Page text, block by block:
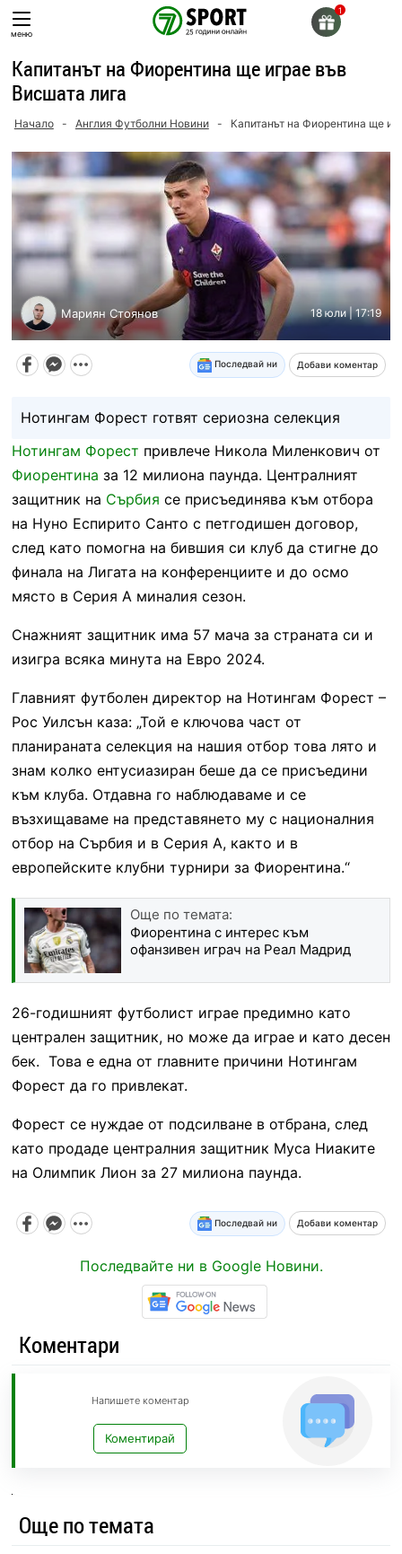
Skip
toменю
Капитанът на Фиорентина ще играе във
Висшата лига
Начало - Англия Футболни Новини - Капитанът на Фиорентина ще
Мариян Стоянов 18 юли | 17:19
Последвай ни Добави коментар
Нотингам Форест готвят сериозна селекция
Нотингам Форест привлече Никола Миленкович от
Фиорентина за 12 милиона паунда. Централният
защитник на Сърбия се присъединява към отбора
на Нуно Еспирито Санто с петгодишен договор,
след като помогна на бившия си клуб да стигне до
финала на Лигата на конференциите и до осмо
място в Серия А миналия сезон.
Снажният защитник има 57 мача за страната си и
изигра всяка минута на Евро 2024.
Главният футболен директор на Нотингам Форест –
Рос Уилсън каза: „Той е ключова част от
планираната селекция на нашия отбор това лято и
знам колко ентусиазиран беше да се присъедини
към клуба. Отдавна го наблюдаваме и се
възхищаваме на представянето му с националния
отбор на Сърбия и в Серия А, както и в
европейските клубни турнири за Фиорентина.“
Още по темата:
Фиорентина с интерес към
офанзивен играч на Реал Мадрид
26-годишният футболист играе предимно като
централен защитник, но може да играе и като десен
бек. Това е една от главните причини Нотингам
Форест да го привлекат.
Форест се нуждае от подсилване в отбрана, след
като продаде централния защитник Муса Ниаките
на Олимпик Лион за 27 милиона паунда.
Последвай ни Добави коментар
Последвайте ни в Google Новини.
Коментари
Напишете коментар
Коментирай
Още по темата